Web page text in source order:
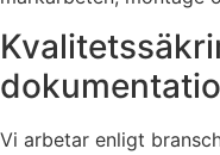
Vi arbetar enligt